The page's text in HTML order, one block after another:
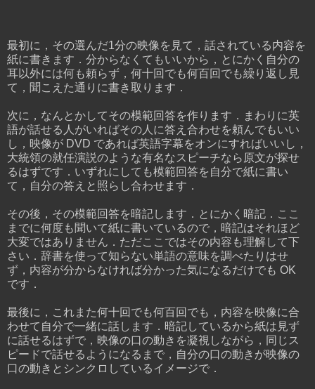
最初に，その選んだ1分の映像を見て，話されている内容を
紙に書きます．分からなくてもいいから，とにかく自分の
耳以外には何も頼らず，何十回でも何百回でも繰り返し見
て，聞こえた通りに書き取ります．
次に，なんとかしてその模範回答を作ります．まわりに英
語が話せる人がいればその人に答え合わせを頼んでもいい
し，映像が DVD であれば英語字幕をオンにすればいいし，
大統領の就任演説のような有名なスピーチなら原文が探せ
るはずです．いずれにしても模範回答を自分で紙に書い
て，自分の答えと照らし合わせます．
その後，その模範回答を暗記します．とにかく暗記．ここ
までに何度も聞いて紙に書いているので，暗記はそれほど
大変ではありません．ただここではその内容も理解して下
さい．辞書を使って知らない単語の意味を調べたりはせ
ず，内容が分からなければ分かった気になるだけでも OK
です．
最後に，これまた何十回でも何百回でも，内容を映像に合
わせて自分で一緒に話します．暗記しているから紙は見ず
に話せるはずで，映像の口の動きを凝視しながら，同じス
ピードで話せるようになるまで，自分の口の動きが映像の
口の動きとシンクロしているイメージで．